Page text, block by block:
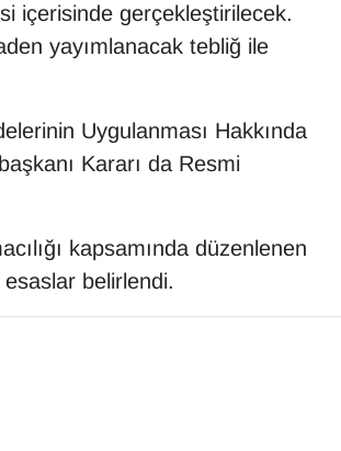
içerisinde gerçekleştirilecek.
yayımlanacak tebliğ ile
Uygulanması Hakkında
Kararı da Resmi
kapsamında düzenlenen
belirlendi.